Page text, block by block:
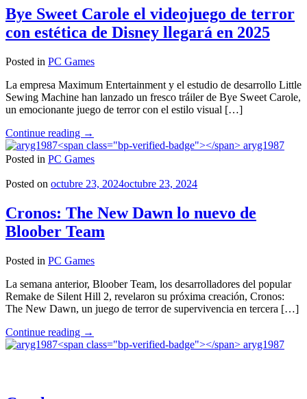
a
PC"
Bye Sweet Carole el videojuego de terror
con estética de Disney llegará en 2025
Posted in PC Games
La empresa Maximum Entertainment y el estudio de desarrollo Little
Sewing Machine han lanzado un fresco tráiler de Bye Sweet Carole,
un emocionante juego de terror con el estilo visual […]
Continue reading "Bye
Sweet
Carole
videojuego
terror
con
estética
de
llegará
en
2025"
→
aryg1987
Posted in PC Games
Posted on octubre 23, 2024octubre 23, 2024
Cronos: The New Dawn lo nuevo de
Bloober Team
Posted in PC Games
La semana anterior, Bloober Team, los desarrolladores del popular
Remake de Silent Hill 2, revelaron su próxima creación, Cronos:
The New Dawn, un juego de terror de supervivencia en tercera […]
Continue reading "Cronos:
The
→
aryg1987